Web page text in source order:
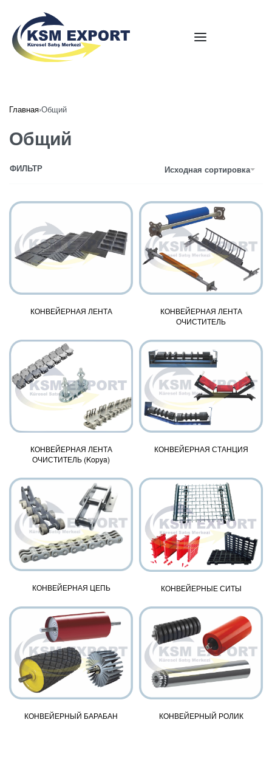
Главная›Общий
Общий
Исходная сортировка
ФИЛЬТР
КОНВЕЙЕРНАЯ ЛЕНТА
КОНВЕЙЕРНАЯ ЛЕНТА
ОЧИСТИТЕЛЬ
КОНВЕЙЕРНАЯ ЛЕНТА
ОЧИСТИТЕЛЬ (Kopya)
КОНВЕЙЕРНАЯ СТАНЦИЯ
КОНВЕЙЕРНАЯ ЦЕПЬ КОНВЕЙЕРНЫЕ СИТЫ
КОНВЕЙЕРНЫЙ БАРАБАН КОНВЕЙЕРНЫЙ РОЛИК